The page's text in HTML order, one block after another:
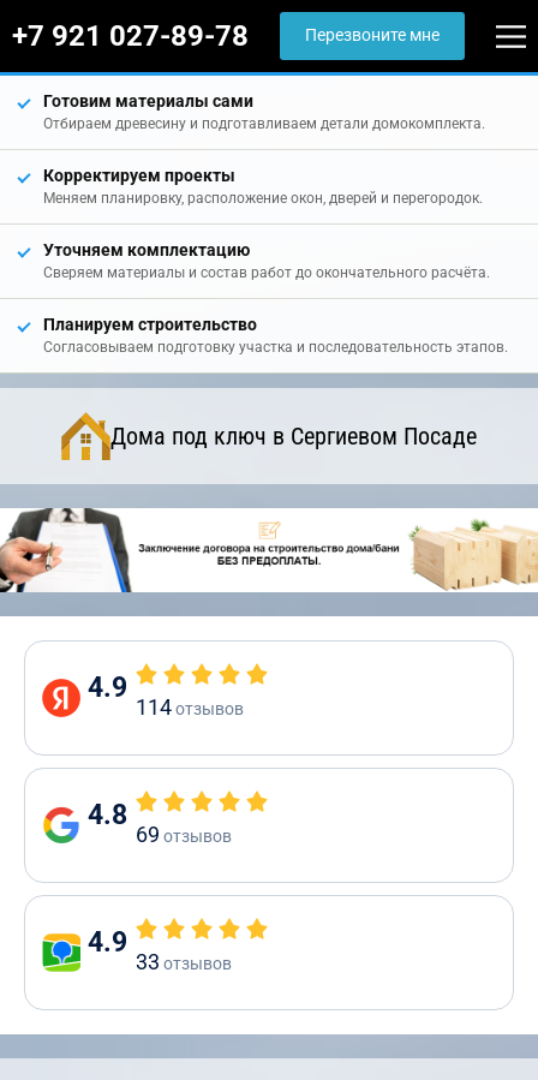
+7 921 027-89-78 Перезвоните мне
Готовим материалы сами
Отбираем древесину и подготавливаем детали домокомплекта.
Корректируем проекты
Меняем планировку, расположение окон, дверей и перегородок.
Уточняем комплектацию
Сверяем материалы и состав работ до окончательного расчёта.
Планируем строительство
Согласовываем подготовку участка и последовательность этапов.
Дома под ключ в Сергиевом Посаде
4.9
114отзывов
4.8
69 отзывов
4.9
33 отзывов